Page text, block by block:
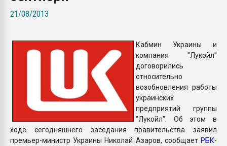
ПЕРЕЙТИ НА
21/08/2013
Кабмин Украины и
компания "Лукойл"
договорились
относительно
возобновления работы
украинских
предприятий группы
"Лукойл". Об этом в
ходе сегодняшнего заседания правительства заявил
премьер-министр Украины Николай Азаров, сообщает РБК-